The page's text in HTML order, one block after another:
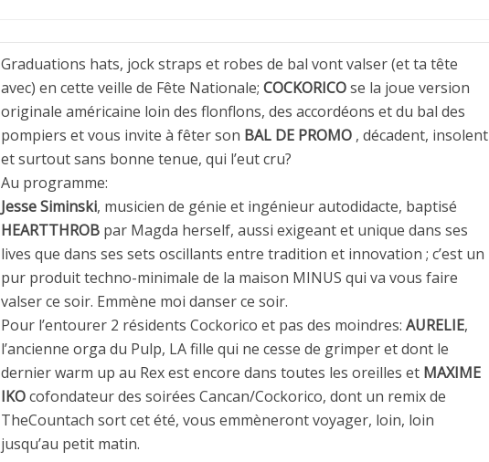
Graduations hats, jock straps et robes de bal vont valser (et ta tête
avec) en cette veille de Fête Nationale; COCKORICOse la joue version
originale américaine loin des flonflons, des accordéons et du bal des
pompiers et vous invite à fêter son BAL DE PROMO , décadent, insolent
et surtout sans bonne tenue, qui l’eut cru?
Au programme:
Jesse Siminski, musicien de génie et ingénieur autodidacte, baptisé
HEARTTHROB par Magda herself, aussi exigeant et unique dans ses
lives que dans ses sets oscillants entre tradition et innovation ; c’est un
pur produit techno-minimale de la maison MINUS qui va vous faire
valser ce soir. Emmène moi danser ce soir.
Pour l’entourer 2 résidents Cockorico et pas des moindres: AURELIE,
l’ancienne orga du Pulp, LA fille qui ne cesse de grimper et dont le
dernier warm up au Rex est encore dans toutes les oreilles et MAXIME
IKOcofondateur des soirées Cancan/Cockorico, dont un remix de
TheCountach sort cet été, vous emmèneront voyager, loin, loin
jusqu’au petit matin.